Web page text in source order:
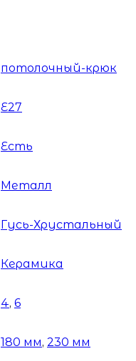
потолочный-крюк
E27
Есть
Металл
Гусь-Хрустальный
Керамика
4, 6
180 мм, 230 мм